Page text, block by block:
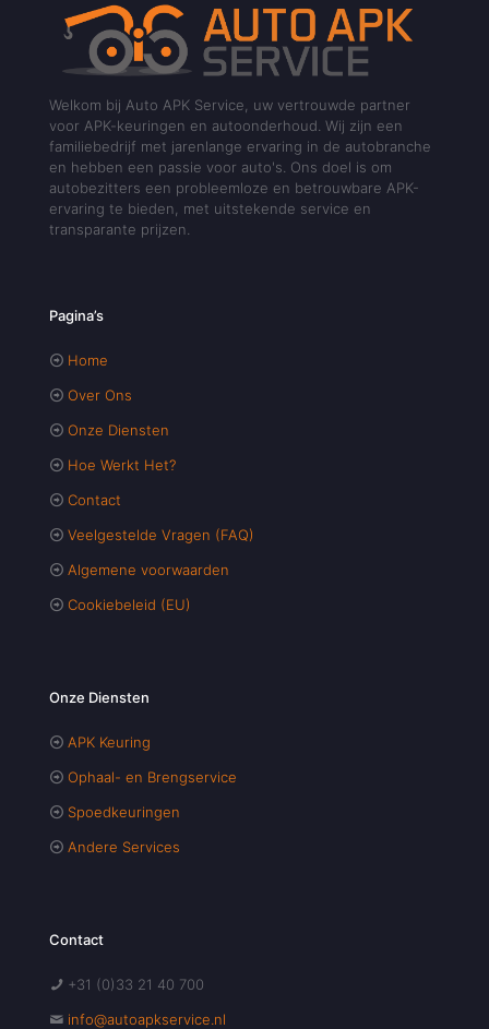
Welkom bij Auto APK Service, uw vertrouwde partner
voor APK-keuringen en autoonderhoud. Wij zijn een
familiebedrijf met jarenlange ervaring in de autobranche
en hebben een passie voor auto's. Ons doel is om
autobezitters een probleemloze en betrouwbare APK-
ervaring te bieden, met uitstekende service en
transparante prijzen.
Pagina’s
Home
Over Ons
Onze Diensten
Hoe Werkt Het?
Contact
Veelgestelde Vragen (FAQ)
Algemene voorwaarden
Cookiebeleid (EU)
Onze Diensten
APK Keuring
Ophaal- en Brengservice
Spoedkeuringen
Andere Services
Contact
+31 (0)33 21 40 700
info@autoapkservice.nl